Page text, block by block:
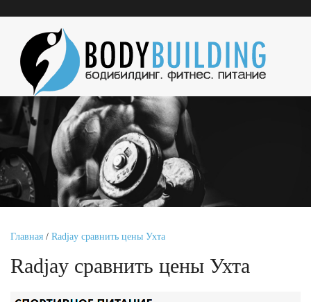
Главная / Radjay сравнить цены Ухта
Radjay сравнить цены Ухта